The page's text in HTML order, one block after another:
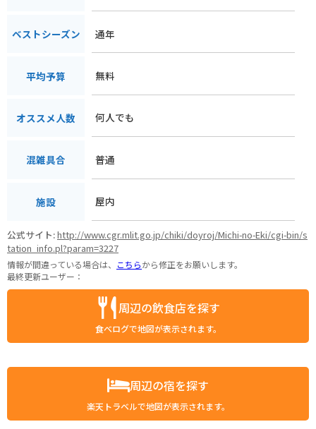
ベストシーズン 通年
平均予算 無料
オススメ人数 何人でも
混雑具合 普通
施設 屋内
公式サイト:http://www.cgr.mlit.go.jp/chiki/doyroj/Michi-no-Eki/cgi-bin/s
tation_info.pl?param=3227
情報が間違っている場合は、 こちらから修正をお願いします。
最終更新ユーザー：
周辺の飲食店を探す
食べログで地図が表示されます。
周辺の宿を探す
楽天トラベルで地図が表示されます。